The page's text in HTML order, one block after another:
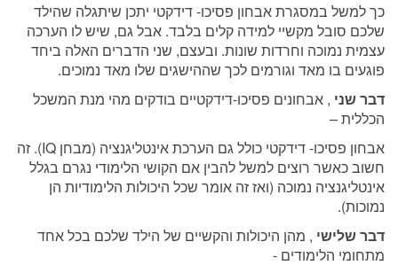
כך למשל במסגרת אבחון פסיכו- דידקטי יתכן שיתגלה שהילד
שלכם סובל מקשיי למידה קלים בלבד. אבל גם, שיש לו הערכה
עצמית נמוכה וחרדות שונות. ובעצם, שני הדברים האלה ביחד
פוגעים בו מאד וגורמים לכך שההישגים שלו מאד נמוכים.
דבר שני , אבחונים פסיכו-דידקטיים בודקים מהי מנת המשכל
הכללית –
אבחון פסיכו- דידקטי כולל גם הערכת אינטליגנציה (מבחן IQ). זה
חשוב כאשר רוצים למשל להבין אם הקושי הלימודי נגרם בגלל
אינטליגנציה נמוכה (ואז זה אומר שכל היכולות הלימודיות הן
נמוכות).
דבר שלישי , מהן היכולות והקשיים של הילד שלכם בכל אחד
מתחומי הלימודים -